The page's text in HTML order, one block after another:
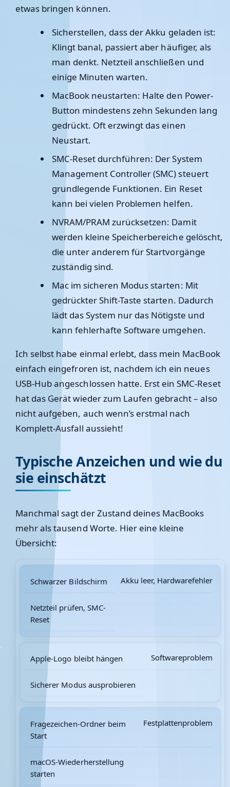
etwas bringen können.
Sicherstellen, dass der Akku geladen ist:
Klingt banal, passiert aber häufiger, als
man denkt. Netzteil anschließen und
einige Minuten warten.
MacBook neustarten: Halte den Power-
Button mindestens zehn Sekunden lang
gedrückt. Oft erzwingt das einen
Neustart.
SMC-Reset durchführen: Der System
Management Controller (SMC) steuert
grundlegende Funktionen. Ein Reset
kann bei vielen Problemen helfen.
NVRAM/PRAM zurücksetzen: Damit
werden kleine Speicherbereiche gelöscht,
die unter anderem für Startvorgänge
zuständig sind.
Mac im sicheren Modus starten: Mit
gedrückter Shift-Taste starten. Dadurch
lädt das System nur das Nötigste und
kann fehlerhafte Software umgehen.
Ich selbst habe einmal erlebt, dass mein MacBook
einfach eingefroren ist, nachdem ich ein neues
USB-Hub angeschlossen hatte. Erst ein SMC-Reset
hat das Gerät wieder zum Laufen gebracht – also
nicht aufgeben, auch wenn’s erstmal nach
Komplett-Ausfall aussieht!
Typische Anzeichen und wie du
sie einschätzt
Manchmal sagt der Zustand deines MacBooks
mehr als tausend Worte. Hier eine kleine
Übersicht:
Schwarzer Bildschirm Akku leer, Hardwarefehler
Netzteil prüfen, SMC-
Reset
Apple-Logo bleibt hängen Softwareproblem
Sicherer Modus ausprobieren
Fragezeichen-Ordner beim
Start
Festplattenproblem
macOS-Wiederherstellung
starten